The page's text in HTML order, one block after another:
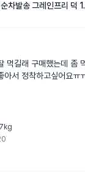
차발송 그레인프리 덕
먹길래 구매했는데 좀
아서 정착하고싶어요ㅠ